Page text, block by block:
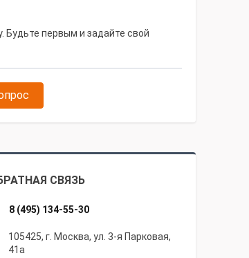
Будьте первым и задайте свой
СВЯЗЬ
8 (495) 134-55-30
105425, г. Москва, ул. 3-я Парковая,
41а